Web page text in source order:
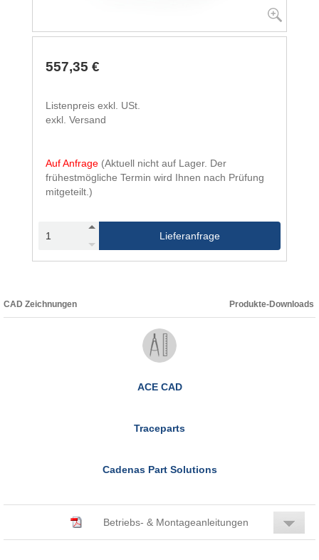
557,35 €
Listenpreis exkl. USt.
exkl. Versand
Auf Anfrage (Aktuell nicht auf Lager. Der
frühestmögliche Termin wird Ihnen nach Prüfung
mitgeteilt.)
Lieferanfrage
CAD Zeichnungen Produkte-Downloads
ACE CAD
Traceparts
Cadenas Part Solutions
Betriebs- & Montageanleitungen